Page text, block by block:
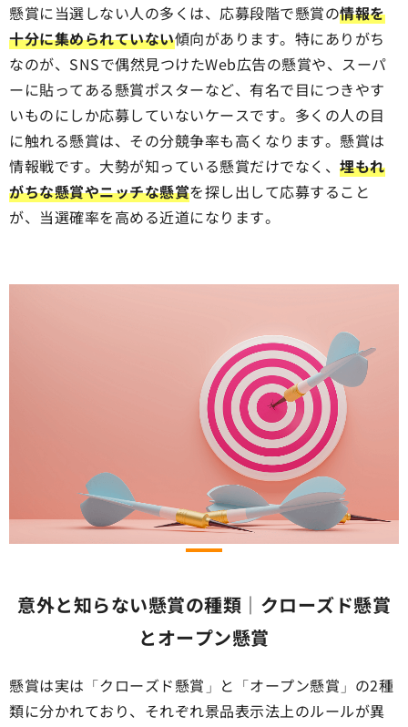
懸賞に当選しない人の多くは、応募段階で懸賞の情報を
十分に集められていない傾向があります。特にありがち
なのが、SNSで偶然見つけたWeb広告の懸賞や、スーパ
ーに貼ってある懸賞ポスターなど、有名で目につきやす
いものにしか応募していないケースです。多くの人の目
に触れる懸賞は、その分競争率も高くなります。懸賞は
情報戦です。大勢が知っている懸賞だけでなく、 埋もれ
がちな懸賞やニッチな懸賞を探し出して応募すること
が、当選確率を高める近道になります。
意外と知らない懸賞の種類｜クローズド懸賞
とオープン懸賞
懸賞は実は「クローズド懸賞」と「オープン懸賞」の2種
類に分かれており、それぞれ景品表示法上のルールが異